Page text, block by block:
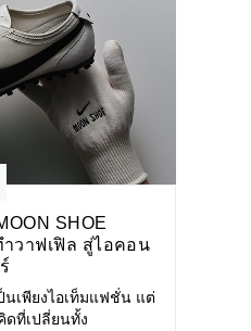
SHOE
ำวาฟเฟิล สู่ไอคอน
นเพียงไอเท็มแฟชั่น แต่
ดที่เปลี่ยนทั้ง